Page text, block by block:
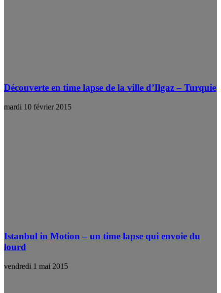
Découverte en time lapse de la ville d’Ilgaz – Turquie
mardi 10 février 2015
Istanbul in Motion – un time lapse qui envoie du
lourd
vendredi 1 mai 2015